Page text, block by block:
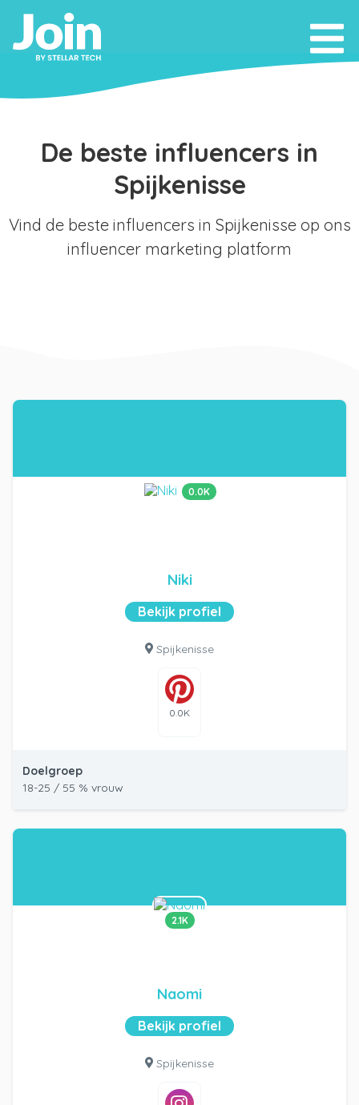
De beste influencers in
Spijkenisse
Vind de beste influencers in Spijkenisse op ons
influencer marketing platform
0.0K
Niki
Bekijk profiel
Spijkenisse
0.0K
Doelgroep
18-25 / 55 % vrouw
2.1K
Naomi
Bekijk profiel
Spijkenisse